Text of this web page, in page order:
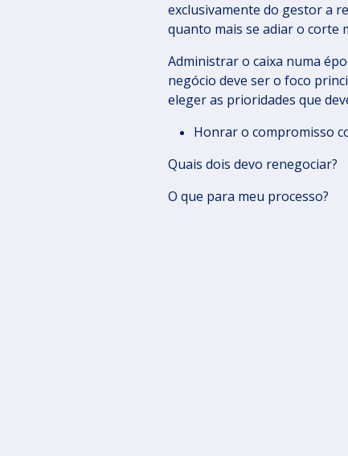
exclusivamente do gestor a
quanto mais se adiar o corte
Administrar o caixa numa
negócio deve ser o foco
eleger as prioridades que
Honrar o compromisso
Quais dois devo renegociar?
O que para meu processo?